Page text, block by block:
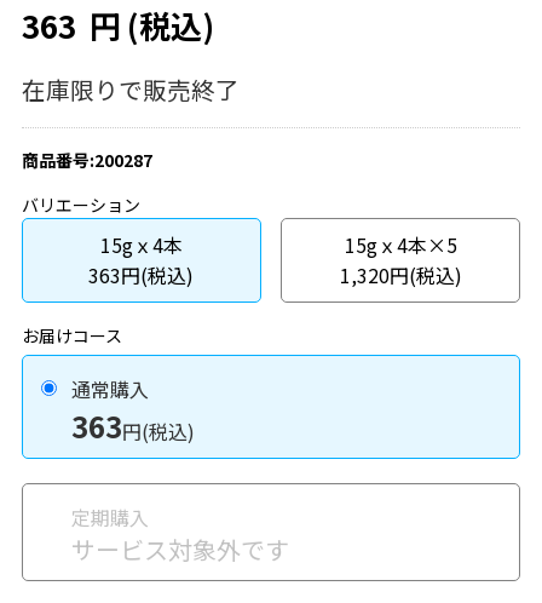
363 円 (税込)
在庫限りで販売終了
商品番号:200287
バリエーション
15gｘ4本
363円(税込)
15gｘ4本×5
1,320円(税込)
お届けコース
通常購入
363円(税込)
定期購入
サービス対象外です